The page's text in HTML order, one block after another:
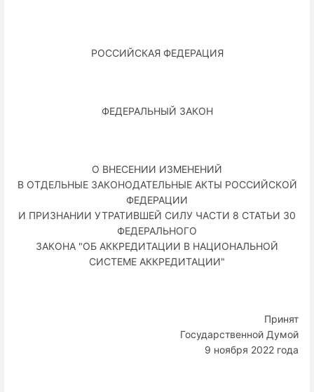
РОССИЙСКАЯ ФЕДЕРАЦИЯ
ФЕДЕРАЛЬНЫЙ ЗАКОН
О ВНЕСЕНИИ ИЗМЕНЕНИЙ
В ОТДЕЛЬНЫЕ ЗАКОНОДАТЕЛЬНЫЕ АКТЫ РОССИЙСКОЙ
ФЕДЕРАЦИИ
И ПРИЗНАНИИ УТРАТИВШЕЙ СИЛУ ЧАСТИ 8 СТАТЬИ 30
ФЕДЕРАЛЬНОГО
ЗАКОНА "ОБ АККРЕДИТАЦИИ В НАЦИОНАЛЬНОЙ
СИСТЕМЕ АККРЕДИТАЦИИ"
Принят
Государственной Думой
9 ноября 2022 года